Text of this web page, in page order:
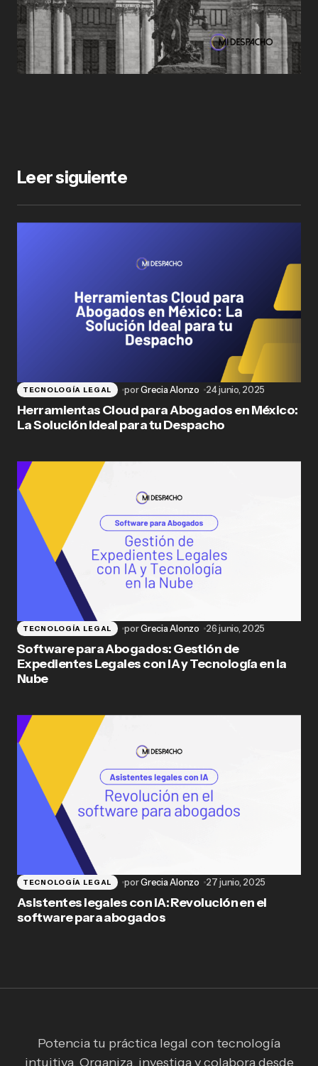
Leer siguiente
TECNOLOGÍA LEGAL porGrecia Alonzo 24 junio, 2025
Herramientas Cloud para Abogados en México:
La Solución Ideal para tu Despacho
TECNOLOGÍA LEGAL porGrecia Alonzo 26 junio, 2025
Software para Abogados: Gestión de
Expedientes Legales con IA y Tecnología en la
Nube
TECNOLOGÍA LEGAL porGrecia Alonzo 27 junio, 2025
Asistentes legales con IA: Revolución en el
software para abogados
Potencia tu práctica legal con tecnología
intuitiva. Organiza, investiga y colabora desde